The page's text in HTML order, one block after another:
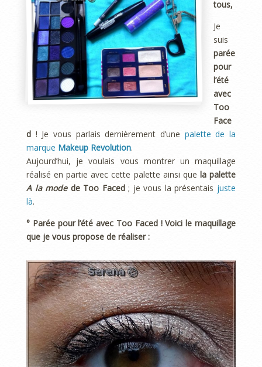
tous,
Je
suis
parée
pour
l’été
avec
Too
Face
d ! Je vous parlais dernièrement d’une palette de la
marque Makeup Revolution.
Aujourd’hui, je voulais vous montrer un maquillage
réalisé en partie avec cette palette ainsi que la palette
A la modede Too Faced; je vous la présentais juste
là.
° Parée pour l’été avec Too Faced ! Voici le maquillage
que je vous propose de réaliser :